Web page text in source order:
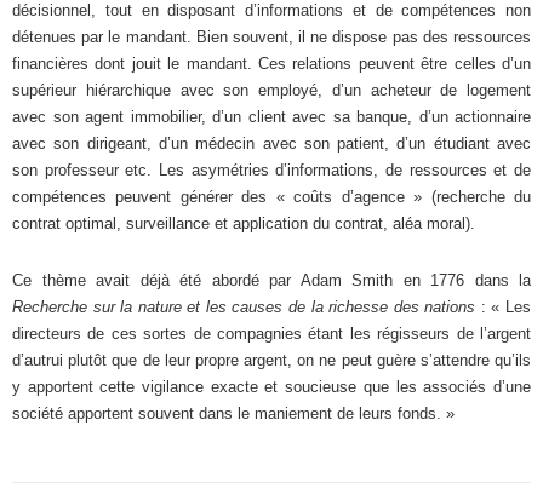
décisionnel, tout en disposant d’informations et de compétences non
détenues par le mandant. Bien souvent, il ne dispose pas des ressources
financières dont jouit le mandant. Ces relations peuvent être celles d’un
supérieur hiérarchique avec son employé, d’un acheteur de logement
avec son agent immobilier, d’un client avec sa banque, d’un actionnaire
avec son dirigeant, d’un médecin avec son patient, d’un étudiant avec
son professeur etc. Les asymétries d’informations, de ressources et de
compétences peuvent générer des « coûts d’agence » (recherche du
contrat optimal, surveillance et application du contrat, aléa moral).
Ce thème avait déjà été abordé par Adam Smith en 1776 dans la
Recherche sur la nature et les causes de la richesse des nations : « Les
directeurs de ces sortes de compagnies étant les régisseurs de l’argent
d’autrui plutôt que de leur propre argent, on ne peut guère s’attendre qu’ils
y apportent cette vigilance exacte et soucieuse que les associés d’une
société apportent souvent dans le maniement de leurs fonds. »